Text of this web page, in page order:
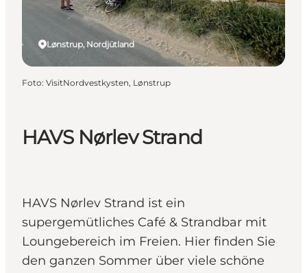
HAVS Nørlev Strand
HAVS Nørlev Strand ist ein
supergemütliches Café & Strandbar mit
Loungebereich im Freien. Hier finden Sie
den ganzen Sommer über viele schöne
Lønstrup, Nordjütland
Foto: VisitNordvestkysten, Lønstrup